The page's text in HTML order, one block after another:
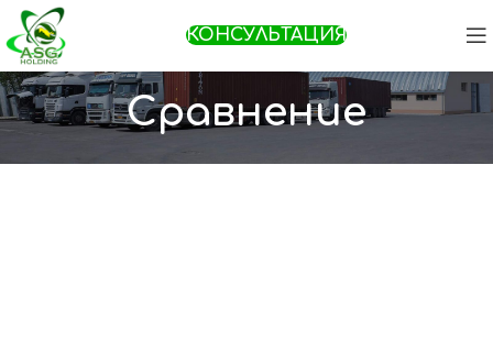
КОНСУЛЬТАЦИЯ
Сравнение